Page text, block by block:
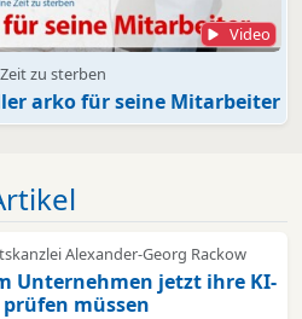
Video
zu sterben
arko für seine Mitarbeiter
Alexander-Georg Rackow
Unternehmen jetzt ihre KI-
müssen